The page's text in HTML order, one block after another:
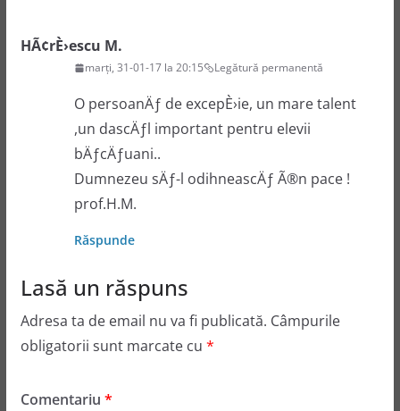
HÃ¢rÈ›escu M.
marți, 31-01-17 la 20:15 Legătură permanentă
O persoanÄƒ de excepÈ›ie, un mare talent
,un dascÄƒl important pentru elevii
bÄƒcÄƒuani..
Dumnezeu sÄƒ-l odihneascÄƒ Ã®n pace !
prof.H.M.
Răspunde
Lasă un răspuns
Adresa ta de email nu va fi publicată. Câmpurile
obligatorii sunt marcate cu *
Comentariu *